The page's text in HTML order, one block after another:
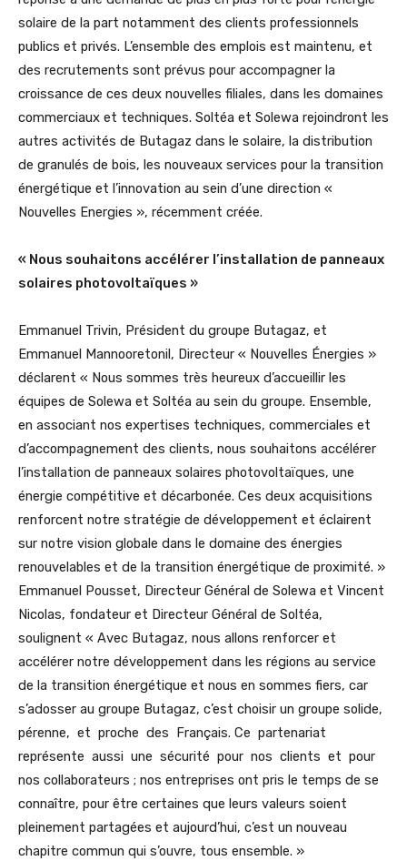
solaire de la part notamment des clients professionnels
publics et privés. L’ensemble des emplois est maintenu, et
des recrutements sont prévus pour accompagner la
croissance de ces deux nouvelles filiales, dans les domaines
commerciaux et techniques. Soltéa et Solewa rejoindront les
autres activités de Butagaz dans le solaire, la distribution
de granulés de bois, les nouveaux services pour la transition
énergétique et l’innovation au sein d’une direction «
Nouvelles Energies », récemment créée.
« Nous souhaitons accélérer l’installation de panneaux
solaires photovoltaïques »
Emmanuel Trivin, Président du groupe Butagaz, et
Emmanuel Mannooretonil, Directeur « Nouvelles Énergies »
déclarent « Nous sommes très heureux d’accueillir les
équipes de Solewa et Soltéa au sein du groupe. Ensemble,
en associant nos expertises techniques, commerciales et
d’accompagnement des clients, nous souhaitons accélérer
l’installation de panneaux solaires photovoltaïques, une
énergie compétitive et décarbonée. Ces deux acquisitions
renforcent notre stratégie de développement et éclairent
sur notre vision globale dans le domaine des énergies
renouvelables et de la transition énergétique de proximité. »
Emmanuel Pousset, Directeur Général de Solewa et Vincent
Nicolas, fondateur et Directeur Général de Soltéa,
soulignent « Avec Butagaz, nous allons renforcer et
accélérer notre développement dans les régions au service
de la transition énergétique et nous en sommes fiers, car
s’adosser au groupe Butagaz, c’est choisir un groupe solide,
pérenne, et proche des Français. Ce partenariat
représente aussi une sécurité pour nos clients et pour
nos collaborateurs ; nos entreprises ont pris le temps de se
connaître, pour être certaines que leurs valeurs soient
pleinement partagées et aujourd’hui, c’est un nouveau
chapitre commun qui s’ouvre, tous ensemble. »